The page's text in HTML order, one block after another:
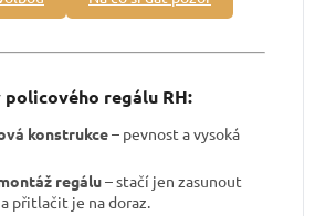
regálu RH:
konstrukce– pevnost a vysoká
regálu– stačí jen zasunout
přitlačit je na doraz.